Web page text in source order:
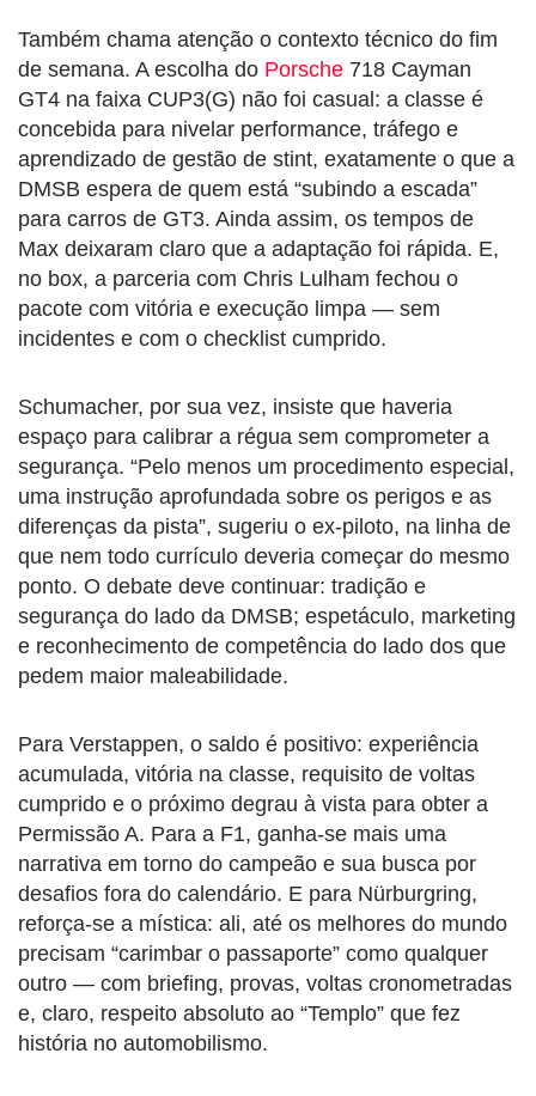
Também chama atenção o contexto técnico do fim
de semana. A escolha do Porsche 718 Cayman
GT4 na faixa CUP3(G) não foi casual: a classe é
concebida para nivelar performance, tráfego e
aprendizado de gestão de stint, exatamente o que a
DMSB espera de quem está “subindo a escada”
para carros de GT3. Ainda assim, os tempos de
Max deixaram claro que a adaptação foi rápida. E,
no box, a parceria com Chris Lulham fechou o
pacote com vitória e execução limpa — sem
incidentes e com o checklist cumprido.
Schumacher, por sua vez, insiste que haveria
espaço para calibrar a régua sem comprometer a
segurança. “Pelo menos um procedimento especial,
uma instrução aprofundada sobre os perigos e as
diferenças da pista”, sugeriu o ex-piloto, na linha de
que nem todo currículo deveria começar do mesmo
ponto. O debate deve continuar: tradição e
segurança do lado da DMSB; espetáculo, marketing
e reconhecimento de competência do lado dos que
pedem maior maleabilidade.
Para Verstappen, o saldo é positivo: experiência
acumulada, vitória na classe, requisito de voltas
cumprido e o próximo degrau à vista para obter a
Permissão A. Para a F1, ganha-se mais uma
narrativa em torno do campeão e sua busca por
desafios fora do calendário. E para Nürburgring,
reforça-se a mística: ali, até os melhores do mundo
precisam “carimbar o passaporte” como qualquer
outro — com briefing, provas, voltas cronometradas
e, claro, respeito absoluto ao “Templo” que fez
história no automobilismo.